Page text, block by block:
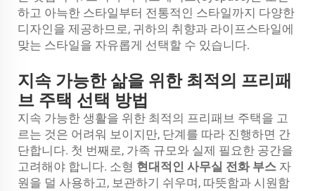
하고 아늑한 스타일부터 전통적인 스타일까지 다양한
디자인을 제공하므로, 귀하의 취향과 라이프스타일에
맞는 스타일을 자유롭게 선택할 수 있습니다.
지속 가능한 삶을 위한 최적의 프리패
브 주택 선택 방법
지속 가능한 생활을 위한 최적의 프리패브 주택을 고
르는 것은 어려워 보이지만, 단계를 따라 진행하면 간
단합니다. 첫 번째로, 가족 규모와 실제 필요한 공간을
고려해야 합니다. 소형 현대적인 사무실 전화 부스 자
원을 덜 사용하고, 보관하기 쉬우며, 따뜻함과 시원함